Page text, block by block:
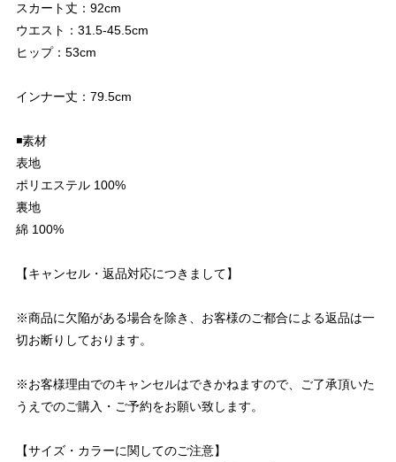
スカート丈：92cm
ウエスト：31.5-45.5cm
ヒップ：53cm
インナー丈：79.5cm
◾️素材
表地
ポリエステル 100%
裏地
綿 100%
【キャンセル・返品対応につきまして】
※商品に欠陥がある場合を除き、お客様のご都合による返品は一
切お断りしております。
※お客様理由でのキャンセルはできかねますので、ご了承頂いた
うえでのご購入・ご予約をお願い致します。
【サイズ・カラーに関してのご注意】